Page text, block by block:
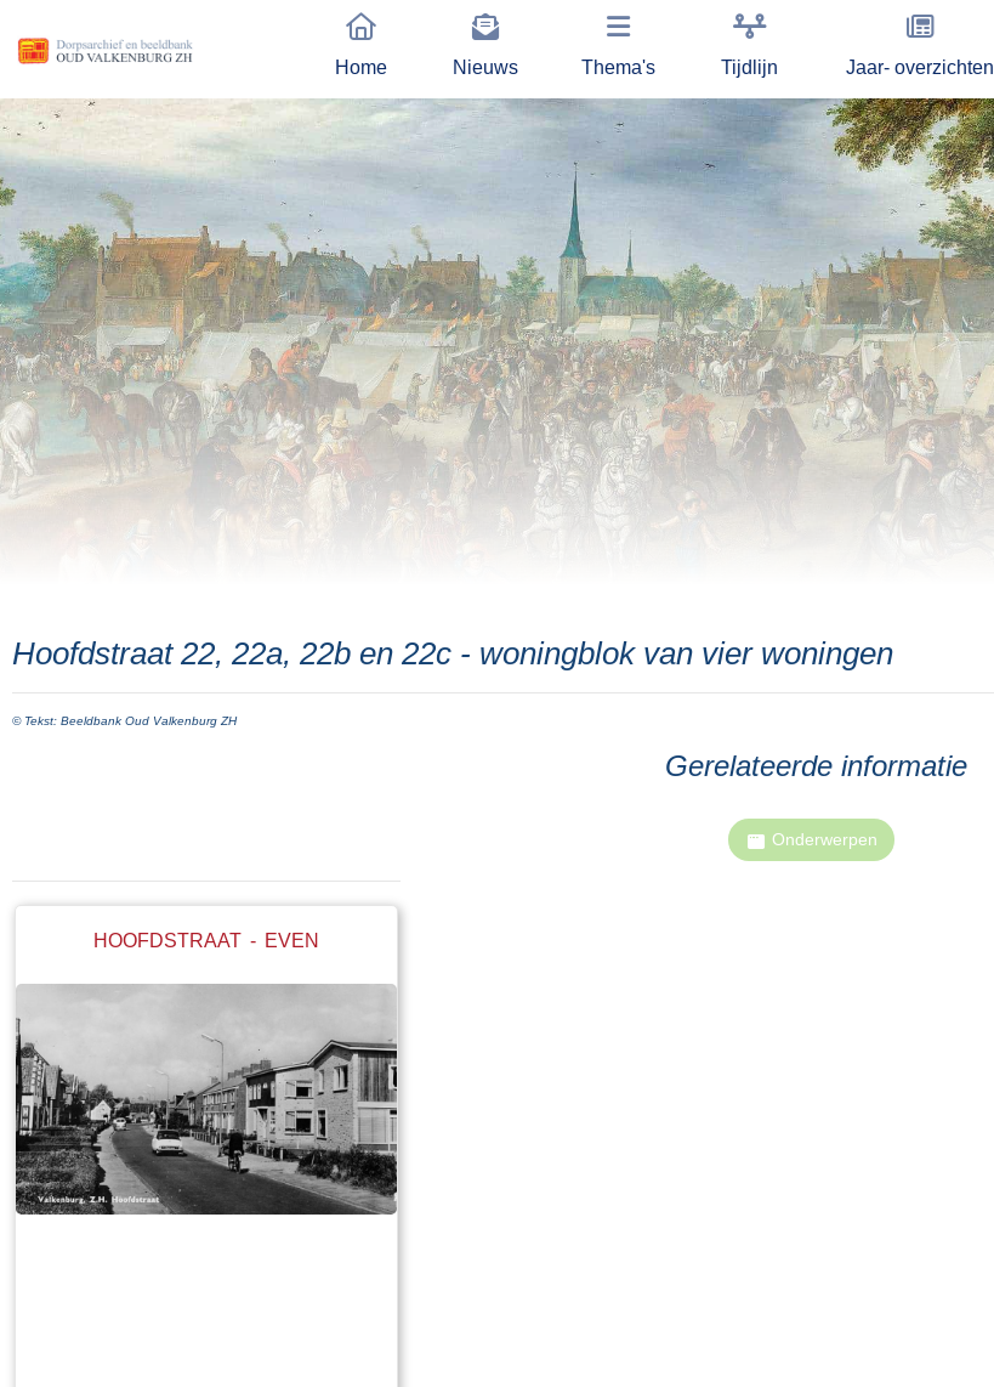
Home Nieuws Thema's Tijdlijn Jaar- overzichten
Hoofdstraat 22, 22a, 22b en 22c - woningblok van vier woningen
© Tekst: Beeldbank Oud Valkenburg ZH
Gerelateerde informatie
Onderwerpen
HOOFDSTRAAT - EVEN